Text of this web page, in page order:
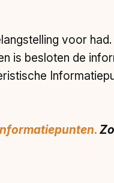
voor
is besloten de